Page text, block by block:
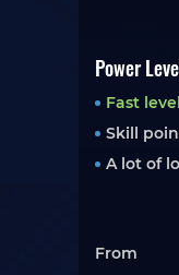
Power
Fast
Skill
A lot of
From